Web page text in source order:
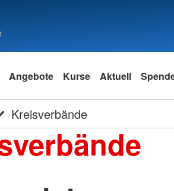
Angebote Kurse Aktuell
Kreisverbände